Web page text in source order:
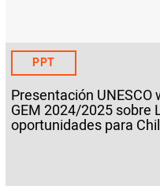
PPT
Presentación
GEM 2024/2025 sobre
oportunidades para